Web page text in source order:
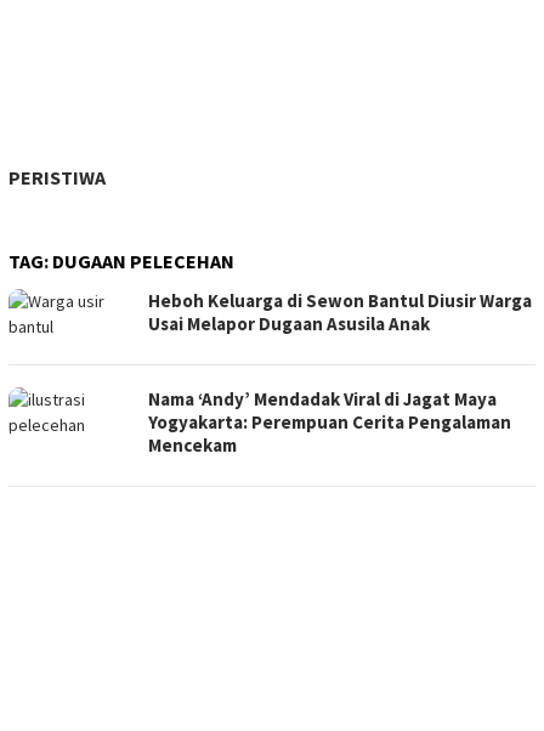
PERISTIWA
TAG: DUGAAN PELECEHAN
Heboh Keluarga di Sewon Bantul Diusir Warga
Usai Melapor Dugaan Asusila Anak
Nama ‘Andy’ Mendadak Viral di Jagat Maya
Yogyakarta: Perempuan Cerita Pengalaman
Mencekam